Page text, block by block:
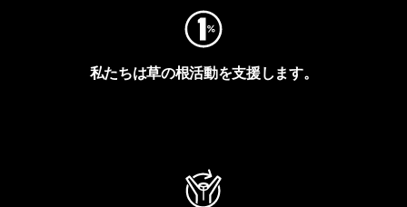
私たちは草の根活動を支援します。